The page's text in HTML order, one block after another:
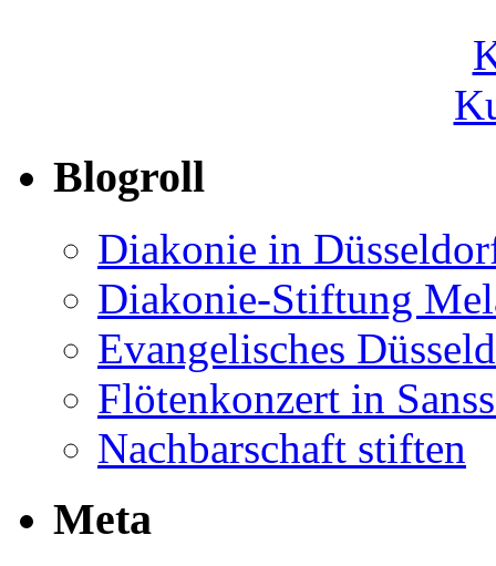
Blogroll
Diakonie in
Diakonie-Stiftung
Evangelisches
Flötenkonzert in
Nachbarschaft stiften
Meta